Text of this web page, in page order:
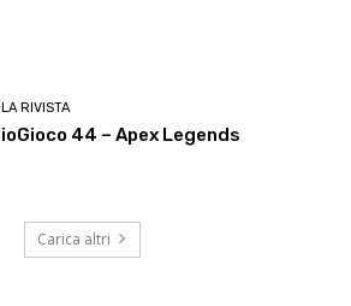
LA RIVISTA
ioGioco 44 – Apex Legends
Carica altri